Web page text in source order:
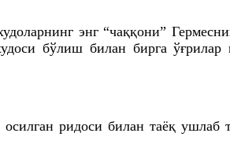
энг “чаққони”
бўлиш билан бирга
ридоси билан таёқ